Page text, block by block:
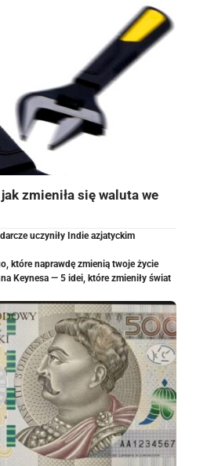
zmieniła się waluta we
uczyniły Indie azjatyckim
które naprawdę zmienią twoje życie
Keynesa — 5 idei, które zmieniły świat